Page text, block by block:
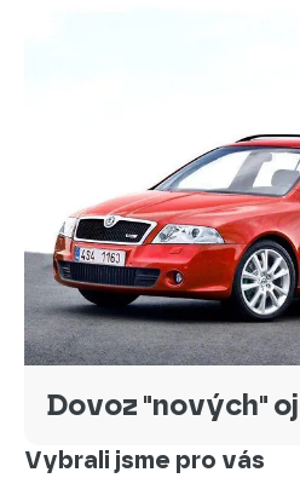
Dovoz "nových"
Vybrali jsme pro vás